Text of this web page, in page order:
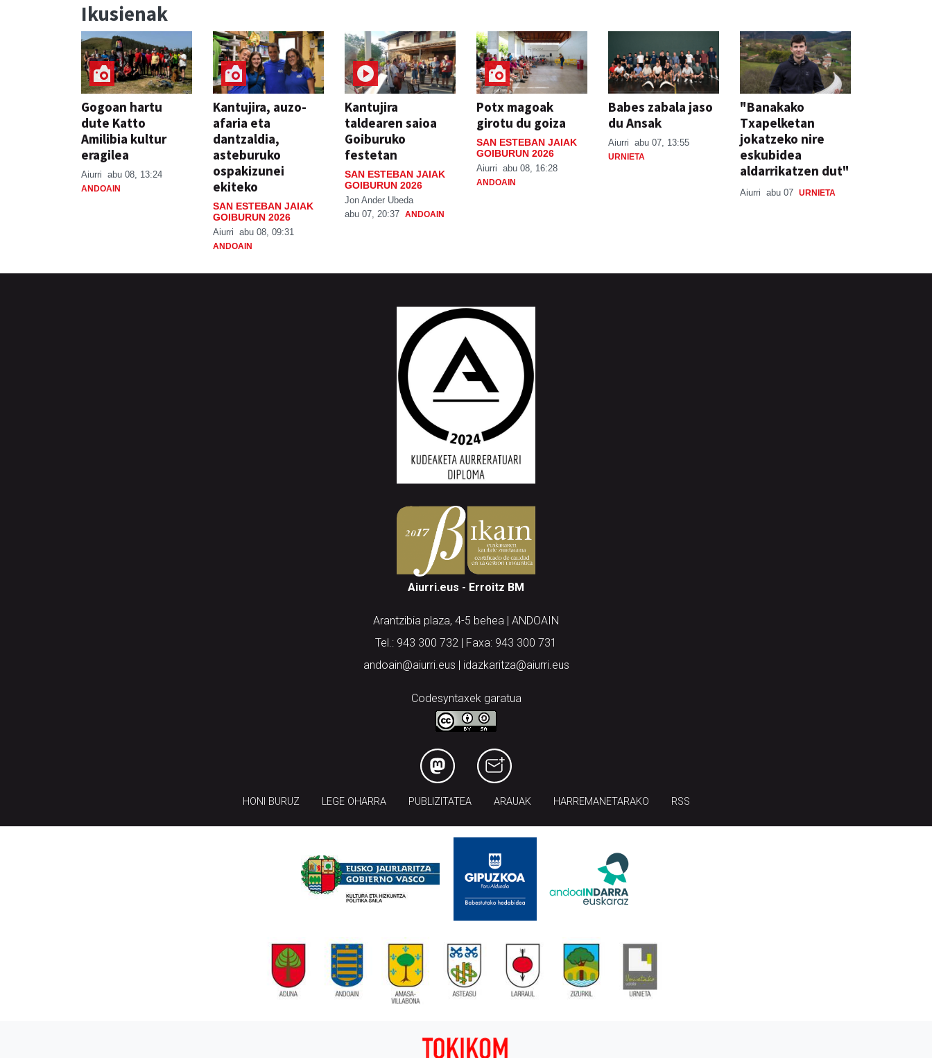
Ikusienak
Gogoan hartu
dute Katto
Amilibia kultur
eragilea
Aiurri abu 08, 13:24
ANDOAIN
Kantujira, auzo-
afaria eta
dantzaldia,
asteburuko
ospakizunei
ekiteko
SAN ESTEBAN JAIAK
GOIBURUN 2026
Aiurri abu 08, 09:31
ANDOAIN
Kantujira
taldearen saioa
Goiburuko
festetan
SAN ESTEBAN JAIAK
GOIBURUN 2026
Jon Ander Ubeda
abu 07, 20:37 ANDOAIN
Potx magoak
girotu du goiza
SAN ESTEBAN JAIAK
GOIBURUN 2026
Aiurri abu 08, 16:28
ANDOAIN
Babes zabala jaso
du Ansak
Aiurri abu 07, 13:55
URNIETA
"Banakako
Txapelketan
jokatzeko nire
eskubidea
aldarrikatzen dut"
Aiurri abu 07 URNIETA
Aiurri.eus - Erroitz BM
Arantzibia plaza, 4-5 behea | ANDOAIN
Tel.: 943 300 732 | Faxa: 943 300 731
andoain@aiurri.eus | idazkaritza@aiurri.eus
Codesyntaxek garatua
HONI BURUZ LEGE OHARRA PUBLIZITATEA ARAUAK HARREMANETARAKO RSS